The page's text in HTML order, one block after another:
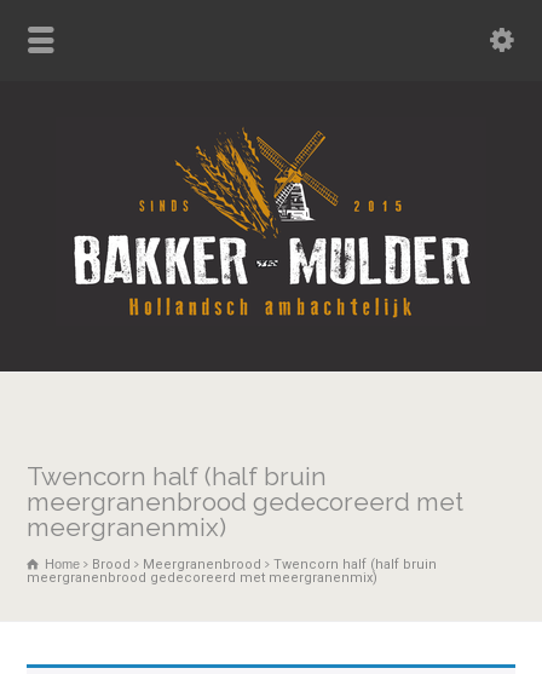
Twencorn half (half bruin
meergranenbrood gedecoreerd met
meergranenmix)
Home Brood Meergranenbrood
Twencorn half (half bruin
meergranenbrood gedecoreerd met meergranenmix)